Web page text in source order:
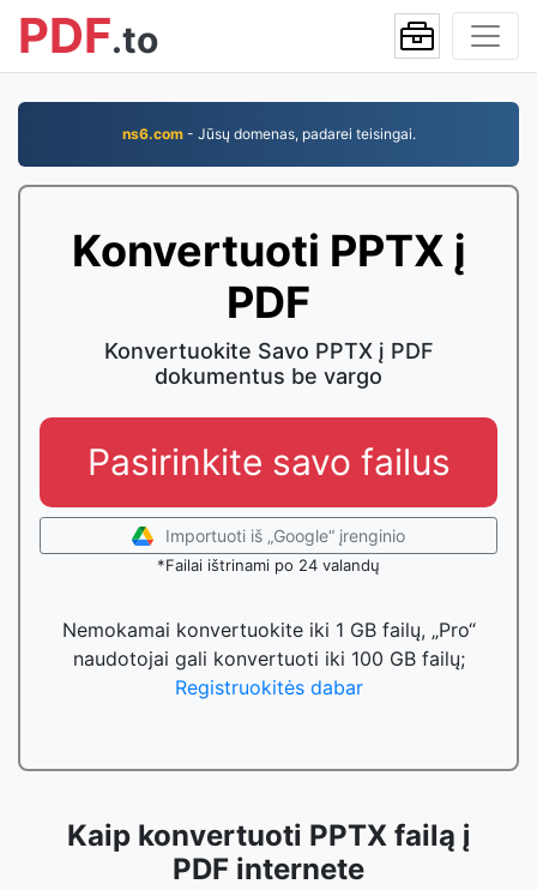
PDF.to
ns6.com- Jūsų domenas, padarei teisingai.
Konvertuoti PPTX į
PDF
Konvertuokite Savo PPTX į PDF
dokumentus be vargo
Pasirinkite savo failus
Importuoti iš „Google“ įrenginio
*Failai ištrinami po 24 valandų
Nemokamai konvertuokite iki 1 GB failų, „Pro“
naudotojai gali konvertuoti iki 100 GB failų;
Registruokitės dabar
Kaip konvertuoti PPTX failą į
PDF internete